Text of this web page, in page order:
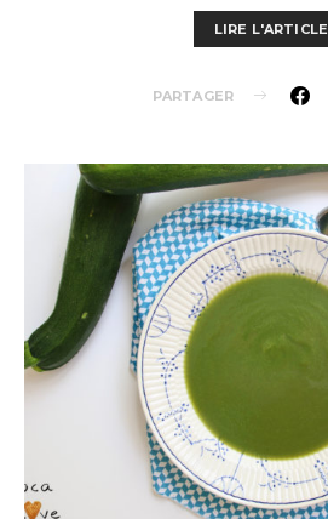
LIRE L'ARTICLE
PARTAGER